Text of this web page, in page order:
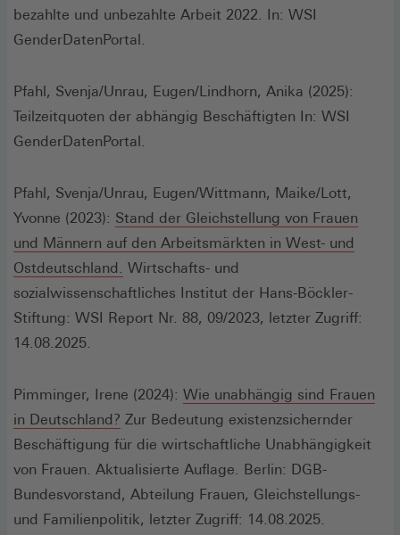
bezahlte und unbezahlte Arbeit 2022. In: WSI
GenderDatenPortal.
Pfahl, Svenja/Unrau, Eugen/Lindhorn, Anika (2025):
Teilzeitquoten der abhängig Beschäftigten In: WSI
GenderDatenPortal.
Pfahl, Svenja/Unrau, Eugen/Wittmann, Maike/Lott,
Yvonne (2023): Stand der Gleichstellung von Frauen
und Männern auf den Arbeitsmärkten in West- und
Ostdeutschland. (Öffnet
in
einem
Wirtschafts- und
sozialwissenschaftliches Institut der Hans-Böckler-
Stiftung: WSI Report Nr. 88, 09/2023, letzter Zugriff:
14.08.2025.
Pimminger, Irene (2024): Wie unabhängig sind Frauen
in Deutschland? (Öffnet
in
einem
neuen
Fenster)
Zur Bedeutung existenzsichernder
Beschäftigung für die wirtschaftliche Unabhängigkeit
von Frauen. Aktualisierte Auflage. Berlin: DGB-
Bundesvorstand, Abteilung Frauen, Gleichstellungs-
und Familienpolitik, letzter Zugriff: 14.08.2025.